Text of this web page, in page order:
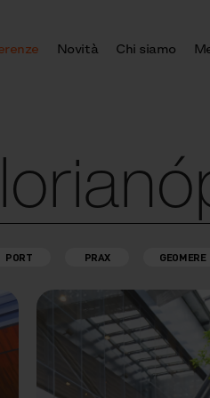
Novità Chi siamo
PORT PRAX GEOMERE